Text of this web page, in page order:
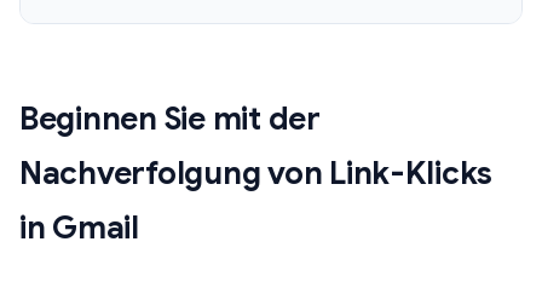
Beginnen Sie mit der
Nachverfolgung von Link-Klicks
in Gmail